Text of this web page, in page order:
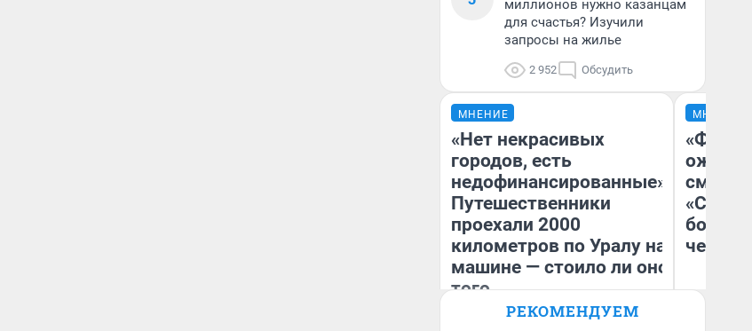
миллионов нужно казанцам
для счастья? Изучили
запросы на жилье
2 952 Обсудить
МНЕНИЕ
«Нет некрасивых
городов, есть
недофинансированные».
Путешественники
проехали 2000
километров по Уралу на
машине — стоило ли оно
того
Екатерина Литкевич
МНЕНИЕ
РЕКОМЕНДУЕМ